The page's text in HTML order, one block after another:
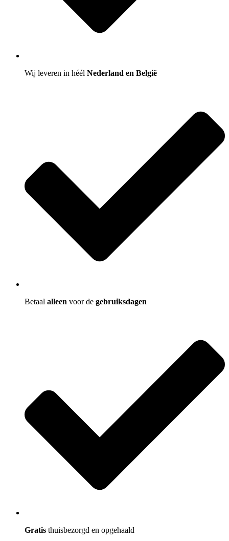
Wij leveren in héél Nederland en België
Betaal alleen voor de gebruiksdagen
Gratis thuisbezorgd en opgehaald